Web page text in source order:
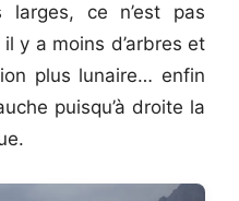
ce n’est pas
y a moins d’arbres et
plus lunaire… enfin
puisqu’à droite la